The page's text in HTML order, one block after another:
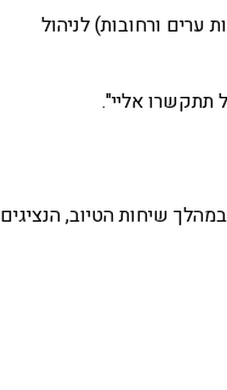
ערים ורחובות) לניהול
שיחות הטיוב, הנציגים